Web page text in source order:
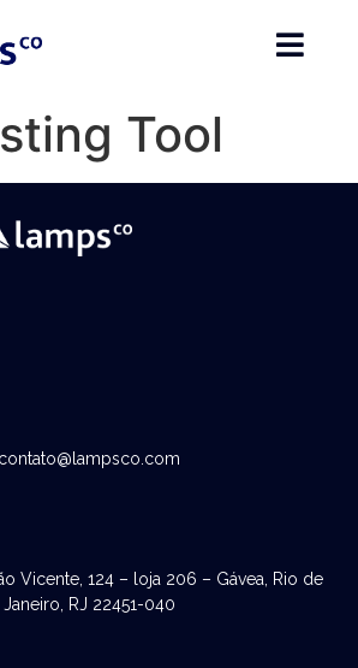
Tool
contato@lampsco.com
Vicente, 124 – loja 206 – Gávea, Rio de
Janeiro, RJ 22451-040